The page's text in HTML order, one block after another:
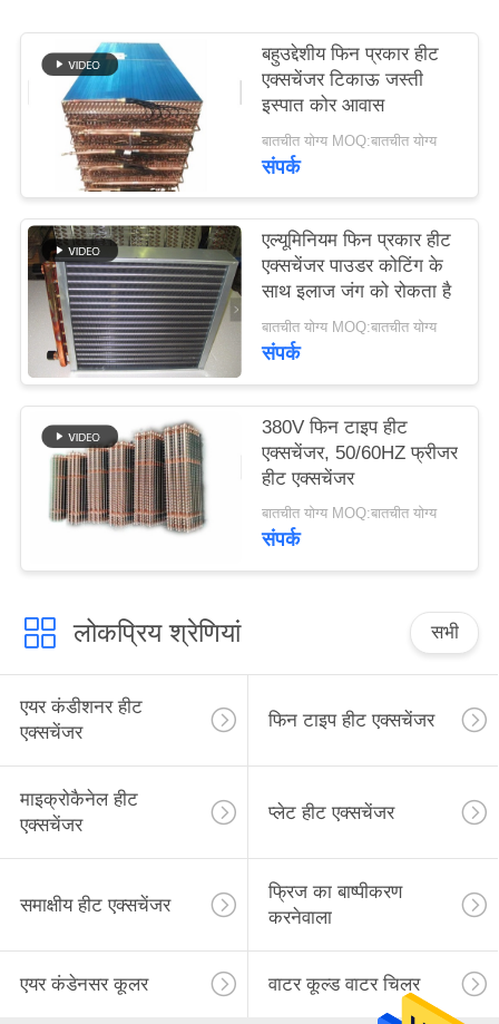
बहुउद्देशीय फिन प्रकार हीट
एक्सचेंजर टिकाऊ जस्ती
इस्पात कोर आवास
बातचीत योग्य MOQ:बातचीत योग्य
संपर्क
एल्यूमिनियम फिन प्रकार हीट
एक्सचेंजर पाउडर कोटिंग के
साथ इलाज जंग को रोकता है
बातचीत योग्य MOQ:बातचीत योग्य
संपर्क
380V फिन टाइप हीट
एक्सचेंजर, 50/60HZ फ्रीजर
हीट एक्सचेंजर
बातचीत योग्य MOQ:बातचीत योग्य
संपर्क
लोकप्रिय श्रेणियां सभी
एयर कंडीशनर हीट
एक्सचेंजर
फिन टाइप हीट एक्सचेंजर
माइक्रोकैनेल हीट
एक्सचेंजर
प्लेट हीट एक्सचेंजर
समाक्षीय हीट एक्सचेंजर
फ्रिज का बाष्पीकरण
करनेवाला
एयर कंडेनसर कूलर वाटर कूल्ड वाटर चिलर